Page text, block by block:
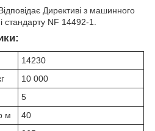
Директиві з машинного
стандарту NF 14492-1.
14230
10 000
5
м
40